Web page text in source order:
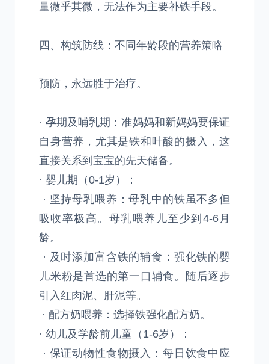
量微乎其微，无法作为主要补铁手段。
四、构筑防线：不同年龄段的营养策略
预防，永远胜于治疗。
· 孕期及哺乳期：准妈妈和新妈妈要保证
自身营养，尤其是铁和叶酸的摄入，这
直接关系到宝宝的先天储备。
· 婴儿期（0-1岁）：
· 坚持母乳喂养：母乳中的铁虽不多但
吸收率极高。母乳喂养儿至少到4-6月
龄。
· 及时添加富含铁的辅食：强化铁的婴
儿米粉是首选的第一口辅食。随后逐步
引入红肉泥、肝泥等。
· 配方奶喂养：选择铁强化配方奶。
· 幼儿及学龄前儿童（1-6岁）：
· 保证动物性食物摄入：每日饮食中应